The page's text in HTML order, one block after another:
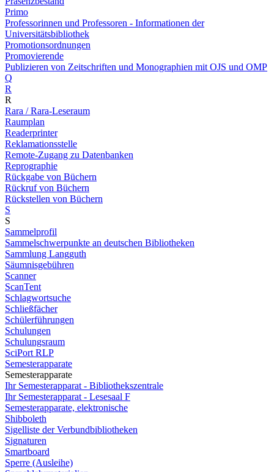
Primo
Professorinnen und Professoren - Informationen der
Universitätsbibliothek
Promotionsordnungen
Promovierende
Publizieren von Zeitschriften und Monographien mit OJS und OMP
Q
R
R
Rara / Rara-Leseraum
Raumplan
Readerprinter
Reklamationsstelle
Remote-Zugang zu Datenbanken
Reprographie
Rückgabe von Büchern
Rückruf von Büchern
Rückstellen von Büchern
S
S
Sammelprofil
Sammelschwerpunkte an deutschen Bibliotheken
Sammlung Langguth
Säumnisgebühren
Scanner
ScanTent
Schlagwortsuche
Schließfächer
Schülerführungen
Schulungen
Schulungsraum
SciPort RLP
Semesterapparate
Semesterapparate
Ihr Semesterapparat - Bibliothekszentrale
Ihr Semesterapparat - Lesesaal F
Semesterapparate, elektronische
Shibboleth
Sigelliste der Verbundbibliotheken
Signaturen
Smartboard
Sperre (Ausleihe)